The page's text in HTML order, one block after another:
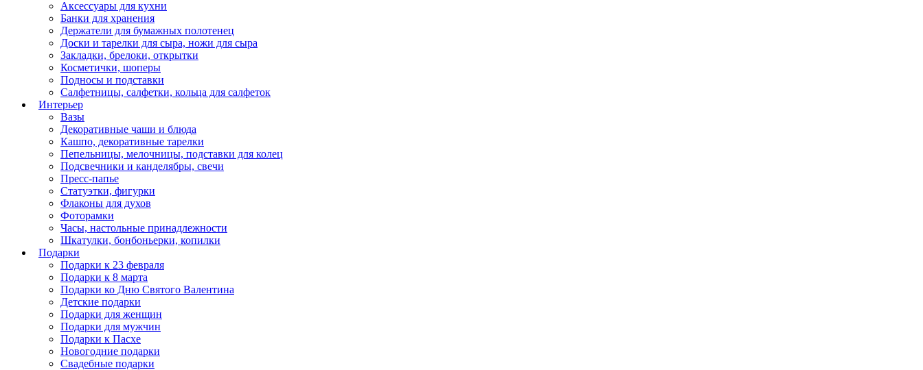
Аксессуары для кухни
Банки для хранения
Держатели для бумажных полотенец
Доски и тарелки для сыра, ножи для сыра
Закладки, брелоки, открытки
Косметички, шоперы
Подносы и подставки
Салфетницы, салфетки, кольца для салфеток
Интерьер
Вазы
Декоративные чаши и блюда
Кашпо, декоративные тарелки
Пепельницы, мелочницы, подставки для колец
Подсвечники и канделябры, свечи
Пресс-папье
Статуэтки, фигурки
Флаконы для духов
Фоторамки
Часы, настольные принадлежности
Шкатулки, бонбоньерки, копилки
Подарки
Подарки к 23 февраля
Подарки к 8 марта
Подарки ко Дню Святого Валентина
Детские подарки
Подарки для женщин
Подарки для мужчин
Подарки к Пасхе
Новогодние подарки
Свадебные подарки